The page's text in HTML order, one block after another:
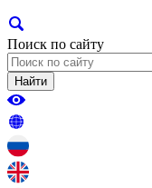
Поиск по сайту
Найти